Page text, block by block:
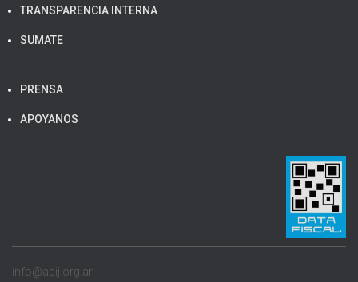
TRANSPARENCIA INTERNA
SUMATE
PRENSA
APOYANOS
info@acij.org.ar